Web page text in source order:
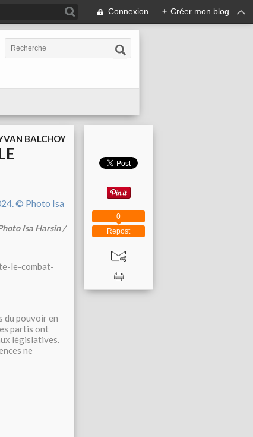
Connexion + Créer mon blog
BALCHOY
Isa Harsin /
le-combat-
du pouvoir en
partis ont
législatives.
ne
Repost
0